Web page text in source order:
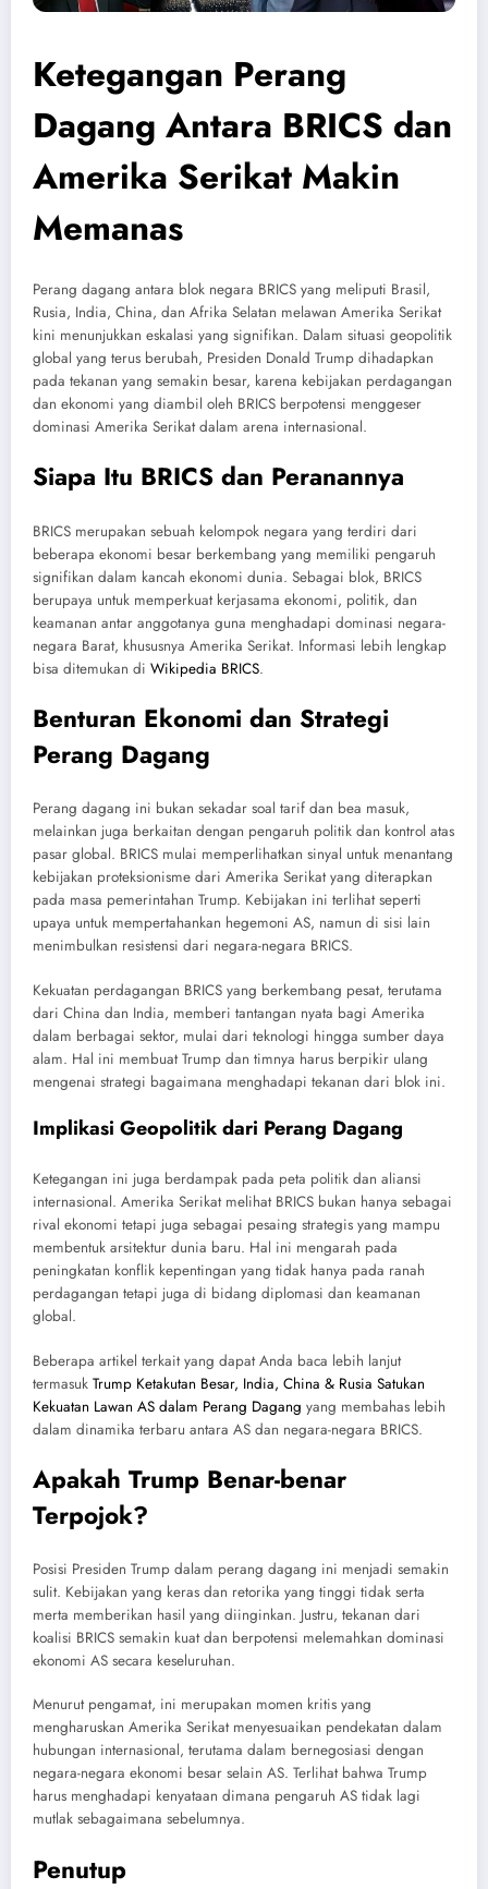
Ketegangan Perang
Dagang Antara BRICS dan
Amerika Serikat Makin
Memanas
Perang dagang antara blok negara BRICS yang meliputi Brasil,
Rusia, India, China, dan Afrika Selatan melawan Amerika Serikat
kini menunjukkan eskalasi yang signifikan. Dalam situasi geopolitik
global yang terus berubah, Presiden Donald Trump dihadapkan
pada tekanan yang semakin besar, karena kebijakan perdagangan
dan ekonomi yang diambil oleh BRICS berpotensi menggeser
dominasi Amerika Serikat dalam arena internasional.
Siapa Itu BRICS dan Peranannya
BRICS merupakan sebuah kelompok negara yang terdiri dari
beberapa ekonomi besar berkembang yang memiliki pengaruh
signifikan dalam kancah ekonomi dunia. Sebagai blok, BRICS
berupaya untuk memperkuat kerjasama ekonomi, politik, dan
keamanan antar anggotanya guna menghadapi dominasi negara-
negara Barat, khususnya Amerika Serikat. Informasi lebih lengkap
bisa ditemukan di Wikipedia BRICS.
Benturan Ekonomi dan Strategi
Perang Dagang
Perang dagang ini bukan sekadar soal tarif dan bea masuk,
melainkan juga berkaitan dengan pengaruh politik dan kontrol atas
pasar global. BRICS mulai memperlihatkan sinyal untuk menantang
kebijakan proteksionisme dari Amerika Serikat yang diterapkan
pada masa pemerintahan Trump. Kebijakan ini terlihat seperti
upaya untuk mempertahankan hegemoni AS, namun di sisi lain
menimbulkan resistensi dari negara-negara BRICS.
Kekuatan perdagangan BRICS yang berkembang pesat, terutama
dari China dan India, memberi tantangan nyata bagi Amerika
dalam berbagai sektor, mulai dari teknologi hingga sumber daya
alam. Hal ini membuat Trump dan timnya harus berpikir ulang
mengenai strategi bagaimana menghadapi tekanan dari blok ini.
Implikasi Geopolitik dari Perang Dagang
Ketegangan ini juga berdampak pada peta politik dan aliansi
internasional. Amerika Serikat melihat BRICS bukan hanya sebagai
rival ekonomi tetapi juga sebagai pesaing strategis yang mampu
membentuk arsitektur dunia baru. Hal ini mengarah pada
peningkatan konflik kepentingan yang tidak hanya pada ranah
perdagangan tetapi juga di bidang diplomasi dan keamanan
global.
Beberapa artikel terkait yang dapat Anda baca lebih lanjut
termasuk Trump Ketakutan Besar, India, China & Rusia Satukan
Kekuatan Lawan AS dalam Perang Dagang yang membahas lebih
dalam dinamika terbaru antara AS dan negara-negara BRICS.
Apakah Trump Benar-benar
Terpojok?
Posisi Presiden Trump dalam perang dagang ini menjadi semakin
sulit. Kebijakan yang keras dan retorika yang tinggi tidak serta
merta memberikan hasil yang diinginkan. Justru, tekanan dari
koalisi BRICS semakin kuat dan berpotensi melemahkan dominasi
ekonomi AS secara keseluruhan.
Menurut pengamat, ini merupakan momen kritis yang
mengharuskan Amerika Serikat menyesuaikan pendekatan dalam
hubungan internasional, terutama dalam bernegosiasi dengan
negara-negara ekonomi besar selain AS. Terlihat bahwa Trump
harus menghadapi kenyataan dimana pengaruh AS tidak lagi
mutlak sebagaimana sebelumnya.
Penutup